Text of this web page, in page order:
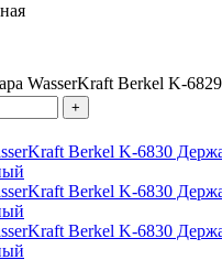
WasserKraft Berkel K-